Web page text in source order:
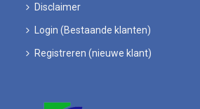
Disclaimer
Login (Bestaande klanten)
Registreren (nieuwe klant)